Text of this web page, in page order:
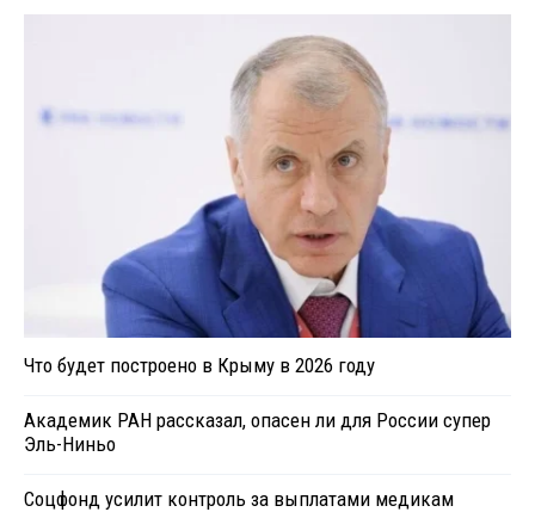
Что будет построено в Крыму в 2026 году
Академик РАН рассказал, опасен ли для России супер
Эль-Ниньо
Соцфонд усилит контроль за выплатами медикам